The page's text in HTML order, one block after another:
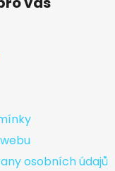
osobních údajů